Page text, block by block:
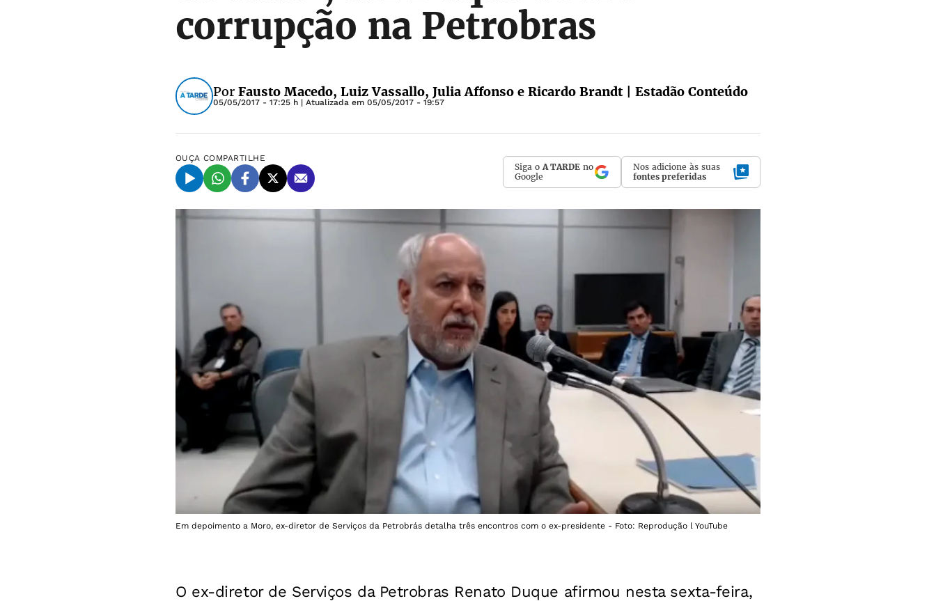
corrupção na Petrobras
Por Fausto Macedo, Luiz Vassallo, Julia Affonso e Ricardo Brandt | Estadão Conteúdo
05/05/2017 - 17:25 h | Atualizada em 05/05/2017 - 19:57
OUÇA COMPARTILHE
Siga o A TARDE no
Google
Nos adicione às suas
fontes preferidas
Em depoimento a Moro, ex-diretor de Serviços da Petrobrás detalha três encontros com o ex-presidente - Foto: Reprodução l YouTube
O ex-diretor de Serviços da Petrobras Renato Duque afirmou nesta sexta-feira,